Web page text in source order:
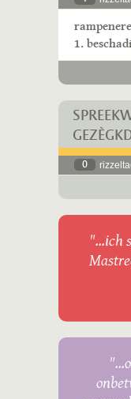
rampenere
1.
0
"...ich